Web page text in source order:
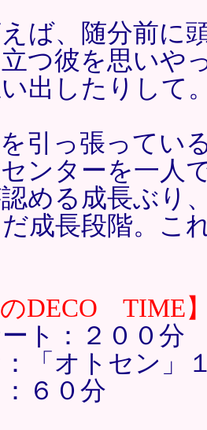
ば、随分前に
つ彼を思いや
出したりして
引っ張ってい
ンターを一人
める成長ぶり
成長段階。こ
のDECO TIME
ト：２００分
「オトセン」
６０分